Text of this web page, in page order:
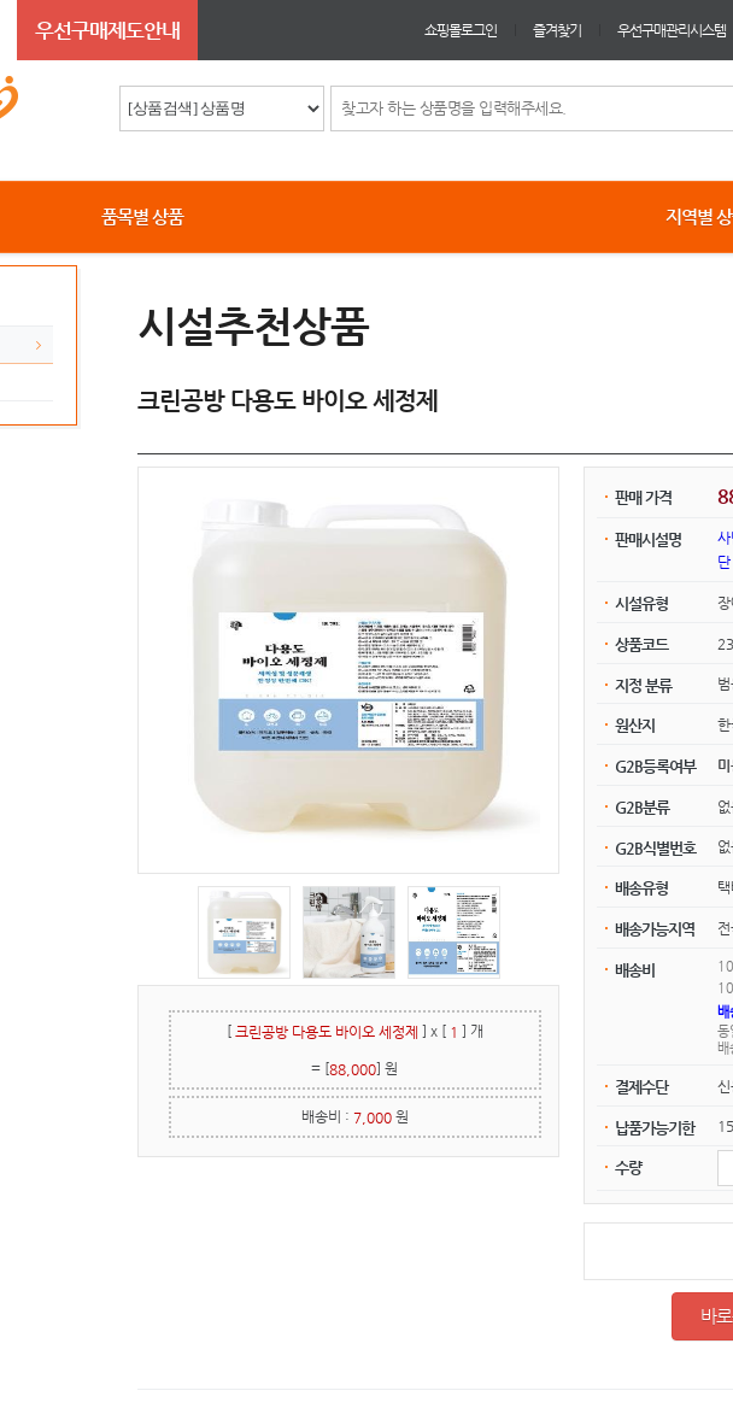
우선구매제도안내 쇼핑몰로그인 즐겨찾기 우선구매관리시스템
품목별 상품 지역별
시설추천상품
크린공방 다용도 바이오 세정제
[ 크린공방 다용도 바이오 세정제 ] x [ 1 ] 개
= [88,000] 원
배송비 : 7,000원
판매 가격
판매시설명
단
시설유형 장
상품코드
지정 분류
원산지
G2B등록여부
G2B분류
G2B식별번호
배송유형
배송가능지역
배송비
배
동
결제수단
납품가능기한
수량
바